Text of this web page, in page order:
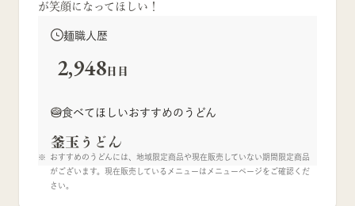
が笑顔になってほしい！
麺職人歴
2,948 日目
食べてほしいおすすめのうどん
釜玉うどん
おすすめのうどんには、地域限定商品や現在販売していない期間限定商品
がございます。現在販売しているメニューはメニューページをご確認くだ
さい。